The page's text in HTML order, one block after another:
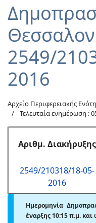
2549/
2016
Αρχείο Περιφερειακής
Τελευταία ενημέρωση :
Αριθμ. Διακήρυξης
2549/210318/18-05-
2016
Ημερομηνία
έναρξης 10:15 π.μ.